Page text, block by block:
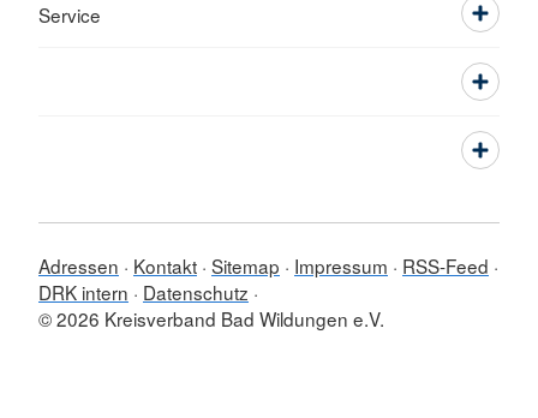
Service
Adressen Kontakt Sitemap Impressum
RSS-Feed
DRK intern
Datenschutz
© 2026 Kreisverband Bad Wildungen e.V.